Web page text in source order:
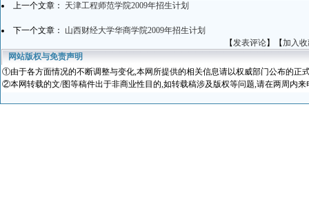
上一个文章： 天津工程师范学院2009年招生计划
下一个文章： 山西财经大学华商学院2009年招生计划
【发表评论】【加入
网站版权与免责声明
①由于各方面情况的不断调整与变化,本网所提供的相关信息请以权威部门公布的正
②本网转载的文/图等稿件出于非商业性目的,如转载稿涉及版权等问题,请在两周内来